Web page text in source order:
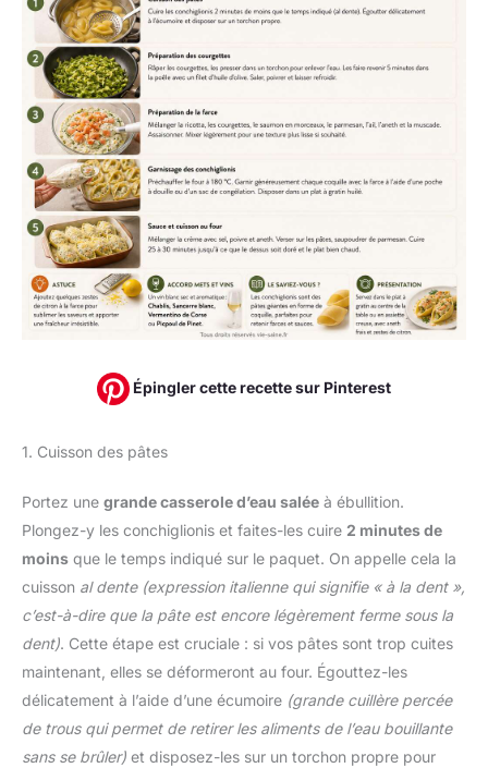
Épingler cette recette sur Pinterest
1. Cuisson des pâtes
Portez une grande casserole d’eau salée à ébullition.
Plongez-y les conchiglionis et faites-les cuire 2 minutes de
moins que le temps indiqué sur le paquet. On appelle cela la
cuisson al dente (expression italienne qui signifie « à la dent »,
c’est-à-dire que la pâte est encore légèrement ferme sous la
dent). Cette étape est cruciale : si vos pâtes sont trop cuites
maintenant, elles se déformeront au four. Égouttez-les
délicatement à l’aide d’une écumoire (grande cuillère percée
de trous qui permet de retirer les aliments de l’eau bouillante
sans se brûler) et disposez-les sur un torchon propre pour